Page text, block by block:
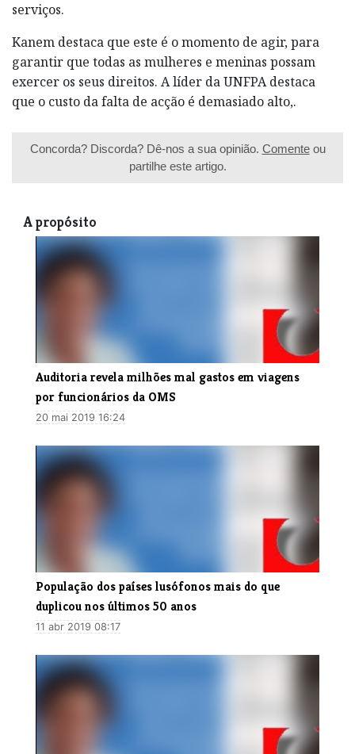
serviços.
Kanem destaca que este é o momento de agir, para
garantir que todas as mulheres e meninas possam
exercer os seus direitos. A líder da UNFPA destaca
que o custo da falta de acção é demasiado alto,.
Concorda? Discorda? Dê-nos a sua opinião. Comenteou
partilhe este artigo.
A propósito
Auditoria revela milhões mal gastos em viagens
por funcionários da OMS
20 mai 2019 16:24
População dos países lusófonos mais do que
duplicou nos últimos 50 anos
11 abr 2019 08:17